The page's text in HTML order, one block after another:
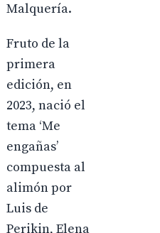
Malquería.
Fruto de la
primera
edición, en
2023, nació el
tema ‘Me
engañas’
compuesta al
alimón por
Luis de
Perikin, Elena